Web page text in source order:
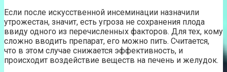
Если после искусственной инсеминации назначили
утрожестан, значит, есть угроза не сохранения плода
ввиду одного из перечисленных факторов. Для тех, кому
сложно вводить препарат, его можно пить. Считается,
что в этом случае снижается эффективность, и
происходит воздействие веществ на печень и желудок.